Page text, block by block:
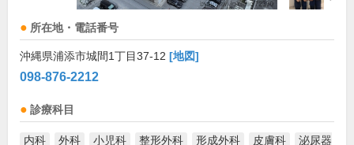
所在地・電話番号
沖縄県浦添市城間1丁目37-12 [地図]
098-876-2212
診療科目
内科 外科 小児科 整形外科 形成外科 皮膚科
泌尿器